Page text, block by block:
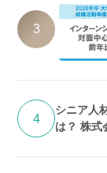
3
4
シニア人
は？ 株式